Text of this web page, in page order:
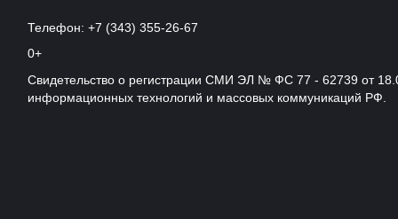
Телефон: +7 (343) 355-26-67
0+
Свидетельство о регистрации СМИ ЭЛ № ФС 77 - 62739 от
информационных технологий и массовых коммуникаций РФ.